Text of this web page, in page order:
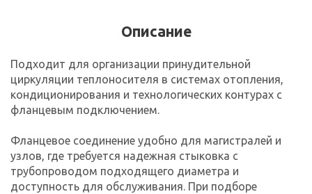
Описание
Подходит для организации принудительной
циркуляции теплоносителя в системах отопления,
кондиционирования и технологических контурах с
фланцевым подключением.
Фланцевое соединение удобно для магистралей и
узлов, где требуется надежная стыковка с
трубопроводом подходящего диаметра и
доступность для обслуживания. При подборе